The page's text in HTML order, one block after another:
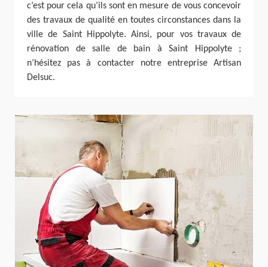
c’est pour cela qu’ils sont en mesure de vous concevoir
des travaux de qualité en toutes circonstances dans la
ville de Saint Hippolyte. Ainsi, pour vos travaux de
rénovation de salle de bain à Saint Hippolyte ;
n’hésitez pas à contacter notre entreprise Artisan
Delsuc.